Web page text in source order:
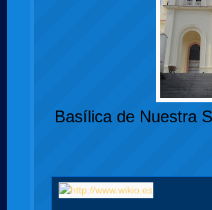
Basílica de Nuestra